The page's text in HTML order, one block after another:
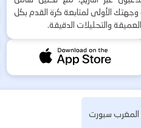
الأولى لمتابعة كرة القدم بكل
والتحليلات الدقيقة.
المغرب سبورت